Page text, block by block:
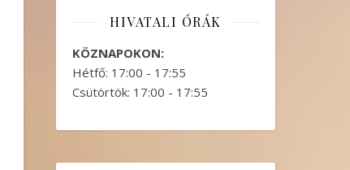
HIVATALI ÓRÁK
KÖZNAPOKON:
Hétfő: 17:00 - 17:55
Csütörtök: 17:00 - 17:55